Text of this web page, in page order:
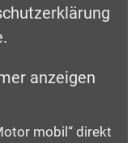
.
anzeigen
mobil“ direkt